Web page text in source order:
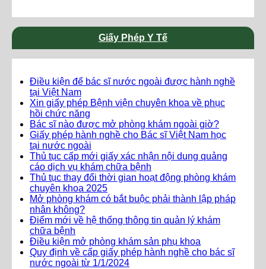
Giấy Phép Y Tế
Điều kiện để bác sĩ nước ngoài được hành nghề
tại Việt Nam
Xin giấy phép Bệnh viện chuyên khoa về phục
hồi chức năng
Bác sĩ nào được mở phòng khám ngoài giờ?
Giấy phép hành nghề cho Bác sĩ Việt Nam học
tại nước ngoài
Thủ tục cấp mới giấy xác nhận nội dung quảng
cáo dịch vụ khám chữa bệnh
Thủ tục thay đổi thời gian hoạt động phòng khám
chuyên khoa 2025
Mở phòng khám có bắt buộc phải thành lập pháp
nhân không?
Điểm mới về hệ thống thông tin quản lý khám
chữa bệnh
Điều kiện mở phòng khám sản phụ khoa
Quy định về cấp giấy phép hành nghề cho bác sĩ
nước ngoài từ 1/1/2024